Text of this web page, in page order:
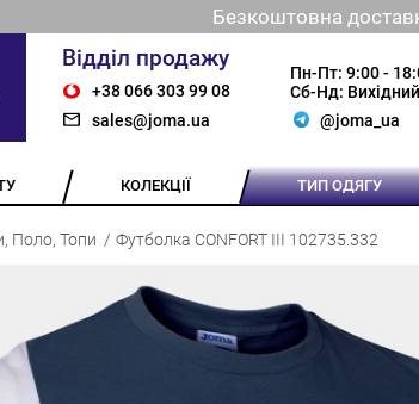
Безкоштовна
Відділ продажу
+38 066 303 99 08
sales@joma.ua
Пн-Пт: 9:00 -
Сб-Нд: Вихідний
@joma_ua
КОЛЕКЦІЇ ТИП ОДЯГУ
Поло, Топи Футболка CONFORT III 102735.332